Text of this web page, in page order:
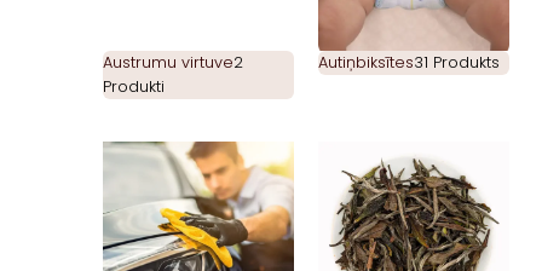
Austrumu virtuve2
Produkti
Autiņbiksītes31 Produkts